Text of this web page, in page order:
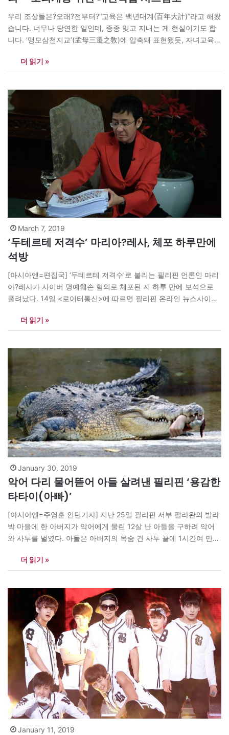
우리 조상들은?오래?전부터?“교육은 백년대계(百年大計)”라고 해왔
습니다. 너무나 당연한 일인데, 종종 잊고 지내는 게 현실이기도 합
니다. ‘맹모삼천지교’(孟母三遷之敎)에 압축돼 표현됐듯, 자녀교육을
다지 다르지 않는 것 같습니다.?교육과 국방은 정상적인 국가라면
어디서나 가장 중시하는 두 축입니다. 국방은 ‘오늘의 우리’를 지켜
N>은 아시아 각국의 교육제도를 살펴봤습니다.…
더 읽기 »
March 7, 2019
‘두테르테 저격수’ 마리아?레사, 체포 하루만에
석방
[아시아엔=편집국] ‘두테르테 저격수’로 불리는 필리핀 언론인 마리
아?레사가 사이버 명예훼손 혐의로 체포된 지 하루 만에 보석으로
풀려났다. 14일 <로이터통신>에 따르면 필리핀 온라인 뉴스사이트
신청 후 기자들에게 “내게 이번 체포는 권력남용과 법의 무기화로
정의된다”고 말했다. 레플러는 “당신은 지금 분노를 표현하고 행동
더 읽기 »
January 30, 2019
악어 다리 물어뜯어 아들 살려낸 필리핀 ‘용감한
타타이(아빠)’
[아시아엔=주영훈 인턴기자] 지난 25일 필리핀 서부 팔라완의 발라
박 마을에 한 아버지가 악어에게 물린 12살 난 아들을 구하려 악어
와 사투를 벌였다. 아들은 아버지의 목숨 건 사투 끝에 1시간여 만에
소크라테스 팔타도 경정은 “악어가 테자다 압둘하산의 아들을 바랑
가이 파시그 주변 강 밑으로 끌고 가는 것을 테자다는…
더 읽기 »
January 11, 2019